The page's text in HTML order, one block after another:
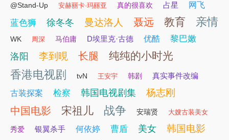
@Stand-Up 安赫丽卡·玛丽亚 真的很喜欢 占星 网飞
蓝色狮 徐冬冬 曼达洛人 聂远 教育 亲情
WK 周深 马伯庸 D埃里克·古德 优酷 黎巴嫩
洛阳 李到晛 长腿 纯纯的小时光
香港电视剧 tvN 王安宇 韩剧
真实事件改编
古装探案
检察 韩国电视剧集 杨志刚
中国电影 宋祖儿 战争 安瑞贤 大嫂古装美女
秀爱 银翼杀手 何依婷 曹盾 美女 韩国电影